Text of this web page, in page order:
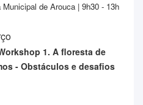
de Arouca | 9h30 - 13h
1. A floresta de
- Obstáculos e desafios